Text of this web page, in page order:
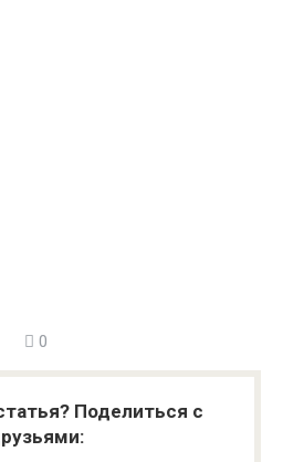
0
Поделиться с